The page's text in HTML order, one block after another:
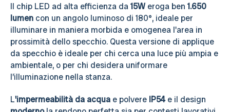
Il chip LED ad alta efficienza da15W eroga ben 1.650
lumen con un angolo luminoso di 180°, ideale per
illuminare in maniera morbida e omogenea l'area in
prossimità dello specchio. Questa versione di applique
da specchio è ideale per chi cerca una luce più ampia e
ambientale, o per chi desidera uniformare
l’illuminazione nella stanza.
L'impermeabilità da acqua e polvere IP54e il design